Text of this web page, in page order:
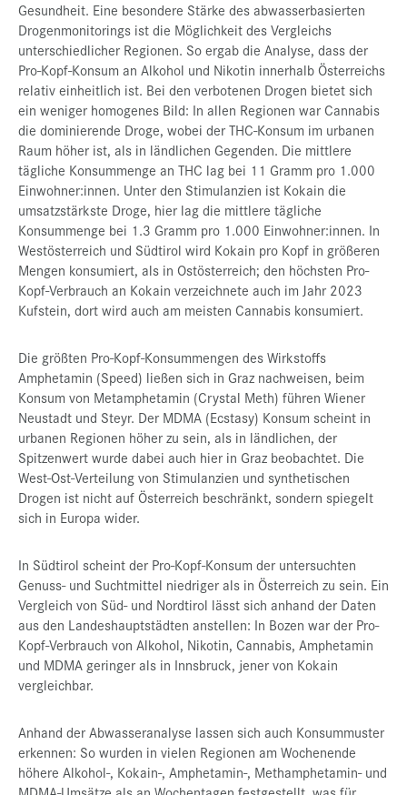
Gesundheit. Eine besondere Stärke des abwasserbasierten
Drogenmonitorings ist die Möglichkeit des Vergleichs
unterschiedlicher Regionen. So ergab die Analyse, dass der
Pro-Kopf-Konsum an Alkohol und Nikotin innerhalb Österreichs
relativ einheitlich ist. Bei den verbotenen Drogen bietet sich
ein weniger homogenes Bild: In allen Regionen war Cannabis
die dominierende Droge, wobei der THC-Konsum im urbanen
Raum höher ist, als in ländlichen Gegenden. Die mittlere
tägliche Konsummenge an THC lag bei 11 Gramm pro 1.000
Einwohner:innen. Unter den Stimulanzien ist Kokain die
umsatzstärkste Droge, hier lag die mittlere tägliche
Konsummenge bei 1.3 Gramm pro 1.000 Einwohner:innen. In
Westösterreich und Südtirol wird Kokain pro Kopf in größeren
Mengen konsumiert, als in Ostösterreich; den höchsten Pro-
Kopf-Verbrauch an Kokain verzeichnete auch im Jahr 2023
Kufstein, dort wird auch am meisten Cannabis konsumiert.
Die größten Pro-Kopf-Konsummengen des Wirkstoffs
Amphetamin (Speed) ließen sich in Graz nachweisen, beim
Konsum von Metamphetamin (Crystal Meth) führen Wiener
Neustadt und Steyr. Der MDMA (Ecstasy) Konsum scheint in
urbanen Regionen höher zu sein, als in ländlichen, der
Spitzenwert wurde dabei auch hier in Graz beobachtet. Die
West-Ost-Verteilung von Stimulanzien und synthetischen
Drogen ist nicht auf Österreich beschränkt, sondern spiegelt
sich in Europa wider.
In Südtirol scheint der Pro-Kopf-Konsum der untersuchten
Genuss- und Suchtmittel niedriger als in Österreich zu sein. Ein
Vergleich von Süd- und Nordtirol lässt sich anhand der Daten
aus den Landeshauptstädten anstellen: In Bozen war der Pro-
Kopf-Verbrauch von Alkohol, Nikotin, Cannabis, Amphetamin
und MDMA geringer als in Innsbruck, jener von Kokain
vergleichbar.
Anhand der Abwasseranalyse lassen sich auch Konsummuster
erkennen: So wurden in vielen Regionen am Wochenende
höhere Alkohol-, Kokain-, Amphetamin-, Methamphetamin- und